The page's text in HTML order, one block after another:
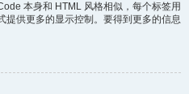
本身和 HTML 风格相似，每个标签用
提供更多的显示控制。要得到更多的信息